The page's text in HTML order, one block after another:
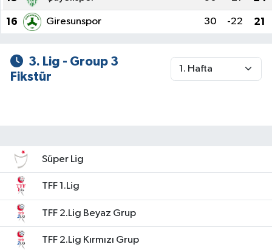
16 Giresunspor 30 -22 21
3. Lig - Group 3
Fikstür
Süper Lig
TFF 1.Lig
TFF 2.Lig Beyaz Grup
TFF 2.Lig Kırmızı Grup
RÖPORTAJ
SPOR
TURİZM
VİDEO HABER
YAŞAM